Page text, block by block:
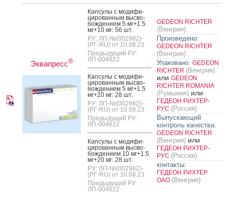
Эквапресс®
Кап­су­лы с мо­дифи­
циро­ван­ным выс­во­
бож­де­ни­ем 5 мг+1.5
мг+10 мг: 56 шт.
РУ: ЛП-№(002982)-
(РГ-RU) от 10.08.23
Предыдущий РУ:
ЛП-004622
Кап­су­лы с мо­дифи­
циро­ван­ным выс­во­
бож­де­ни­ем 5 мг+1.5
мг+20 мг: 28 шт.
РУ: ЛП-№(002982)-
(РГ-RU) от 10.08.23
Предыдущий РУ:
ЛП-004622
Кап­су­лы с мо­дифи­
циро­ван­ным выс­во­
бож­де­ни­ем 10 мг+1.5
мг+20 мг: 28 шт.
РУ: ЛП-№(002982)-
(РГ-RU) от 10.08.23
Предыдущий РУ:
ЛП-004622
GEDEON RICHTER
(Венгрия)
Произведено:
GEDEON RICHTER
(Венгрия)
Упаковано: GEDEON
RICHTER (Венгрия)
или GEDEON
RICHTER ROMANIA
(Румыния) или
ГЕДЕОН РИХТЕР-
РУС (Россия)
Выпускающий
контроль качества:
GEDEON RICHTER
(Венгрия) или
ГЕДЕОН РИХТЕР-
РУС (Россия)
контакты:
ГЕДЕОН РИХТЕР
ОАО (Венгрия)